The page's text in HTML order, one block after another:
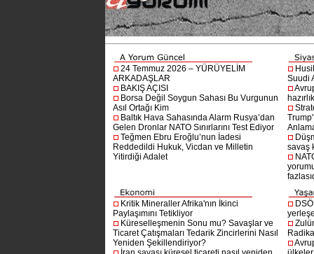
24 Temmuz 2026 – YÜRÜYELİM
ARKADAŞLAR
BAKIŞ AÇISI
Borsa Değil Soygun Sahası Bu Vurgunun
Asıl Ortağı Kim
Baltık Hava Sahasında Alarm Rusya’dan
Gelen Dronlar NATO Sınırlarını Test Ediyor
Teğmen Ebru Eroğlu’nun İadesi
Reddedildi Hukuk, Vicdan ve Milletin
Yitirdiği Adalet
Suudi
savaş
Kritik Mineraller Afrika'nın İkinci
Paylaşımını Tetikliyor
Küreselleşmenin Sonu mu? Savaşlar ve
Ticaret Çatışmaları Tedarik Zincirlerini Nasıl
Yeniden Şekillendiriyor?